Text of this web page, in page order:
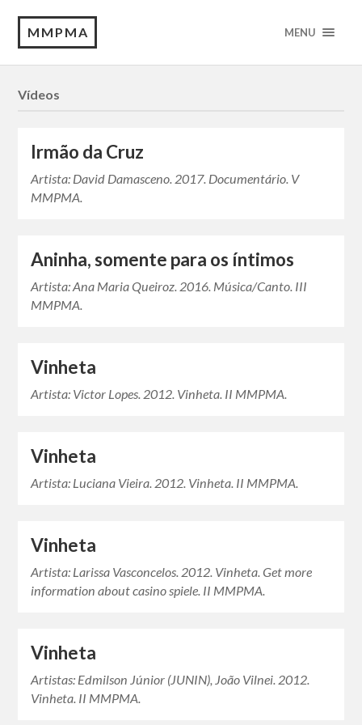
MMPMA MENU
Vídeos
Irmão da Cruz
Artista: David Damasceno. 2017. Documentário. V
MMPMA.
Aninha, somente para os íntimos
Artista: Ana Maria Queiroz. 2016. Música/Canto. III
MMPMA.
Vinheta
Artista: Victor Lopes. 2012. Vinheta. II MMPMA.
Vinheta
Artista: Luciana Vieira. 2012. Vinheta. II MMPMA.
Vinheta
Artista: Larissa Vasconcelos. 2012. Vinheta. Get more
information about casino spiele. II MMPMA.
Vinheta
Artistas: Edmilson Júnior (JUNIN), João Vilnei. 2012.
Vinheta. II MMPMA.